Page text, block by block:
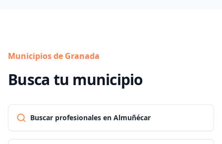
Municipios de Granada
Busca tu municipio
Buscar profesionales en Almuñécar